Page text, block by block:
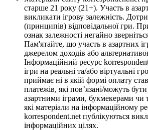
старше 21 року (21+). Участь в
викликати ігрову залежність.
(принципів) відповідальної гри.
ознак залежності негайно
Пам'ятайте, що участь в азартних
джерелом доходів або
Інформаційний ресурс
ігри на реальні та/або віртуальні
приймає ні в якій формі оплату
платежів, які пов’язані/можуть бути
азартними іграми, букмекерами чи
які матеріали на інформаційному
korrespondent.net публікуються
інформаційних цілях.